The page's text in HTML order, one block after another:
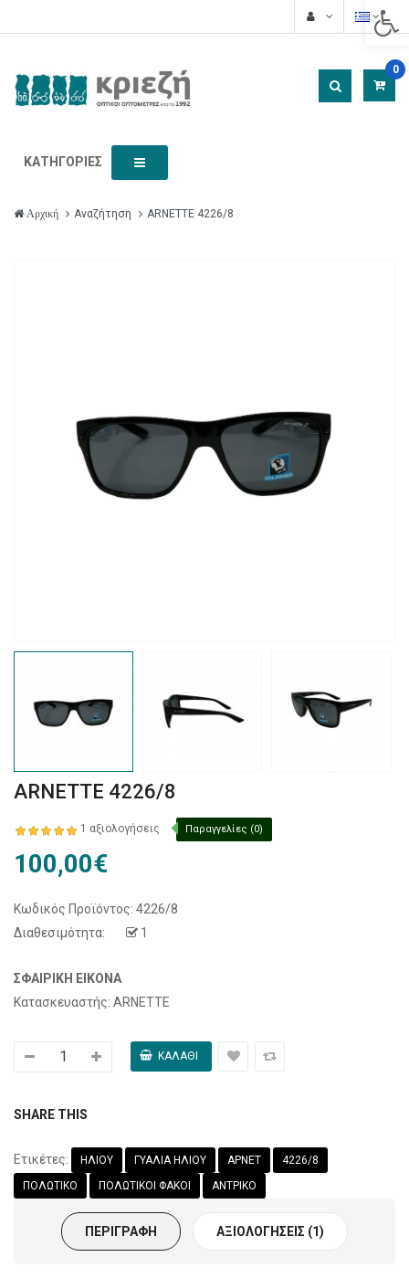
0
ΚΑΤΗΓΟΡΊΕΣ
Αρχική Αναζήτηση ARNETTE 4226/8
ARNETTE 4226/8
1 αξιολογήσεις Παραγγελίες (0)
100,00€
Κωδικός Προϊόντος: 4226/8
Διαθεσιμότητα:
1
ΣΦΑΙΡΙΚΉ ΕΙΚΌΝΑ
Κατασκευαστής: ARNETTE
SHARE THIS
Ετικέτες: ΗΛΙΟΥ ΓΥΑΛΙΑ ΗΛΙΟΥ ΑΡΝΕΤ 4226/8
ΠΟΛΩΤΙΚΟ ΠΟΛΩΤΙΚΟΙ ΦΑΚΟΙ ΑΝΤΡΙΚΟ
ΠΕΡΙΓΡΑΦΉ ΑΞΙΟΛΟΓΉΣΕΙΣ (1)